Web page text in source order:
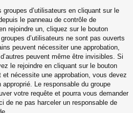
d’utilisateurs en cliquant sur le
le panneau de contrôle de
rejoindre un, cliquez sur le bouton
d’utilisateurs ne sont pas ouverts
peuvent nécessiter une approbation,
peuvent même être invisibles. Si
le rejoindre en cliquant sur le bouton
nécessite une approbation, vous devez
Le responsable du groupe
votre requête et pourra vous demander
de ne pas harceler un responsable de